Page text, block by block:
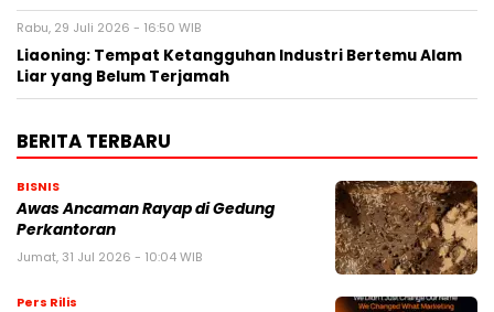
Rabu, 29 Juli 2026 - 16:50 WIB
Liaoning: Tempat Ketangguhan Industri Bertemu Alam
Liar yang Belum Terjamah
BERITA TERBARU
BISNIS
Awas Ancaman Rayap di Gedung
Perkantoran
Jumat, 31 Jul 2026 - 10:04 WIB
Pers Rilis